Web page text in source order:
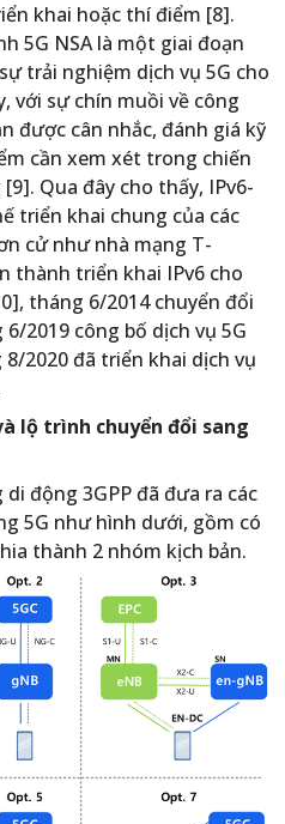
khai hoặc thí điểm [8].
5G NSA là một giai đoạn
trải nghiệm dịch vụ 5G cho
với sự chín muồi về công
được cân nhắc, đánh giá kỹ
cần xem xét trong chiến
Qua đây cho thấy, IPv6-
triển khai chung của các
cử như nhà mạng T-
thành triển khai IPv6 cho
tháng 6/2014 chuyển đổi
2019 công bố dịch vụ 5G
2020 đã triển khai dịch vụ
lộ trình chuyển đổi sang
động 3GPP đã đưa ra các
5G như hình dưới, gồm có
thành 2 nhóm kịch bản.